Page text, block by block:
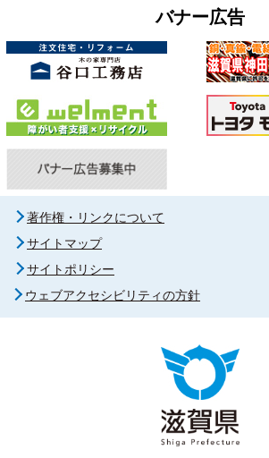
バナー広告
著作権・リンクについて
サイトマップ
サイトポリシー
ウェブアクセシビリティの方針